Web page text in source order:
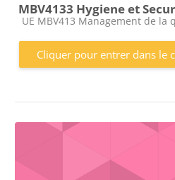
MBV4133 Hygiene et
Catégorie de cours
UE MBV413 Management de la
Cliquer pour entrer dans le